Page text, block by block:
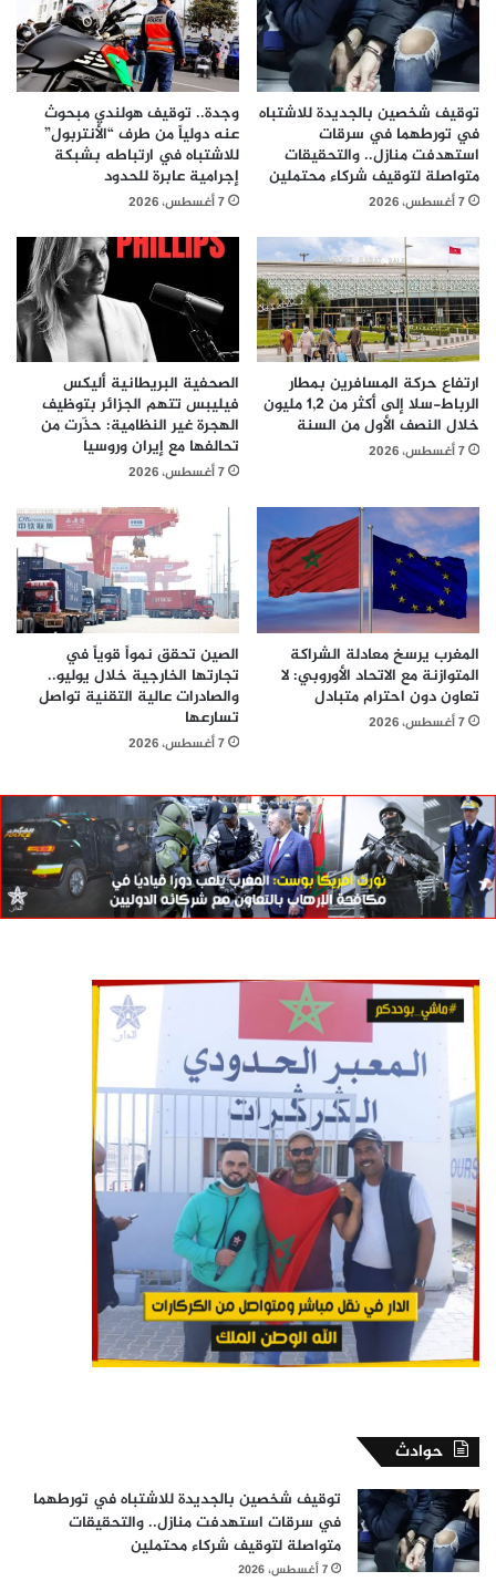
توقيف شخصين بالجديدة للاشتباه
في تورطهما في سرقات
استهدفت منازل.. والتحقيقات
متواصلة لتوقيف شركاء محتملين
7 أغسطس، 2026
وجدة.. توقيف هولندي مبحوث
عنه دولياً من طرف “الأنتربول”
للاشتباه في ارتباطه بشبكة
إجرامية عابرة للحدود
7 أغسطس، 2026
ارتفاع حركة المسافرين بمطار
الرباط-سلا إلى أكثر من 1,2 مليون
خلال النصف الأول من السنة
7 أغسطس، 2026
الصحفية البريطانية أليكس
فيليبس تتهم الجزائر بتوظيف
الهجرة غير النظامية: حذّرت من
تحالفها مع إيران وروسيا
7 أغسطس، 2026
المغرب يرسخ معادلة الشراكة
المتوازنة مع الاتحاد الأوروبي: لا
تعاون دون احترام متبادل
7 أغسطس، 2026
الصين تحقق نمواً قوياً في
تجارتها الخارجية خلال يوليو..
والصادرات عالية التقنية تواصل
تسارعها
7 أغسطس، 2026
حوادث
توقيف شخصين بالجديدة للاشتباه في تورطهما
في سرقات استهدفت منازل.. والتحقيقات
متواصلة لتوقيف شركاء محتملين
7 أغسطس، 2026